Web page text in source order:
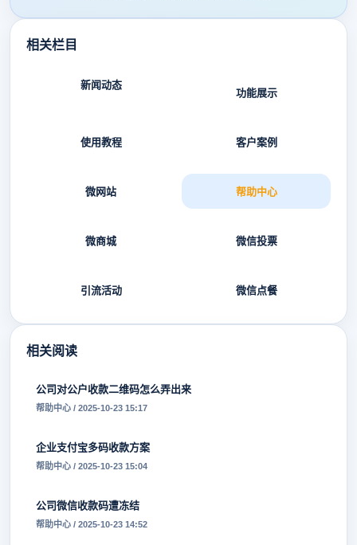
相关栏目
新闻动态
功能展示
使用教程 客户案例
微网站 帮助中心
微商城 微信投票
引流活动 微信点餐
相关阅读
公司对公户收款二维码怎么弄出来
帮助中心 / 2025-10-23 15:17
企业支付宝多码收款方案
帮助中心 / 2025-10-23 15:04
公司微信收款码遭冻结
帮助中心 / 2025-10-23 14:52